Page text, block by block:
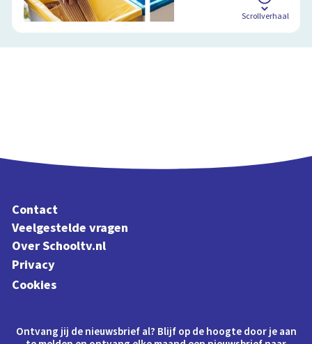
Scrollverhaal
Contact
Veelgestelde vragen
Over Schooltv.nl
Privacy
Cookies
Ontvang jij de nieuwsbrief al? Blijf op de hoogte door je aan